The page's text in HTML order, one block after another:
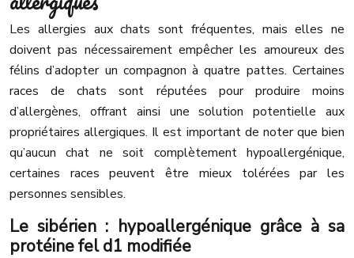
Les allergies aux chats sont fréquentes, mais elles ne
doivent pas nécessairement empêcher les amoureux des
félins d’adopter un compagnon à quatre pattes. Certaines
races de chats sont réputées pour produire moins
d’allergènes, offrant ainsi une solution potentielle aux
propriétaires allergiques. Il est important de noter que bien
qu’aucun chat ne soit complètement hypoallergénique,
certaines races peuvent être mieux tolérées par les
personnes sensibles.
Le sibérien : hypoallergénique grâce à sa
protéine fel d1 modifiée